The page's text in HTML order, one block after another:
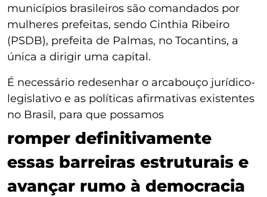
municípios brasileiros são comandados por
mulheres prefeitas, sendo Cinthia Ribeiro
(PSDB), prefeita de Palmas, no Tocantins, a
única a dirigir uma capital.
É necessário redesenhar o arcabouço jurídico-
legislativo e as políticas afirmativas existentes
no Brasil, para que possamos
romper definitivamente
essas barreiras estruturais e
avançar rumo à democracia